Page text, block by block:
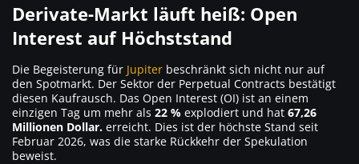
Derivate-Markt läuft heiß: Open
Interest auf Höchststand
Die Begeisterung für Jupiter beschränkt sich nicht nur auf
den Spotmarkt. Der Sektor der Perpetual Contracts bestätigt
diesen Kaufrausch. Das Open Interest (OI) ist an einem
einzigen Tag um mehr als 22 % explodiert und hat 67,26
Millionen Dollar. erreicht. Dies ist der höchste Stand seit
Februar 2026, was die starke Rückkehr der Spekulation
beweist.